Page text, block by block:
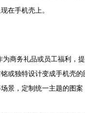
在手机壳上。
商务礼品或员工福利，
或独特设计变成手机壳
景，定制统一主题的图案